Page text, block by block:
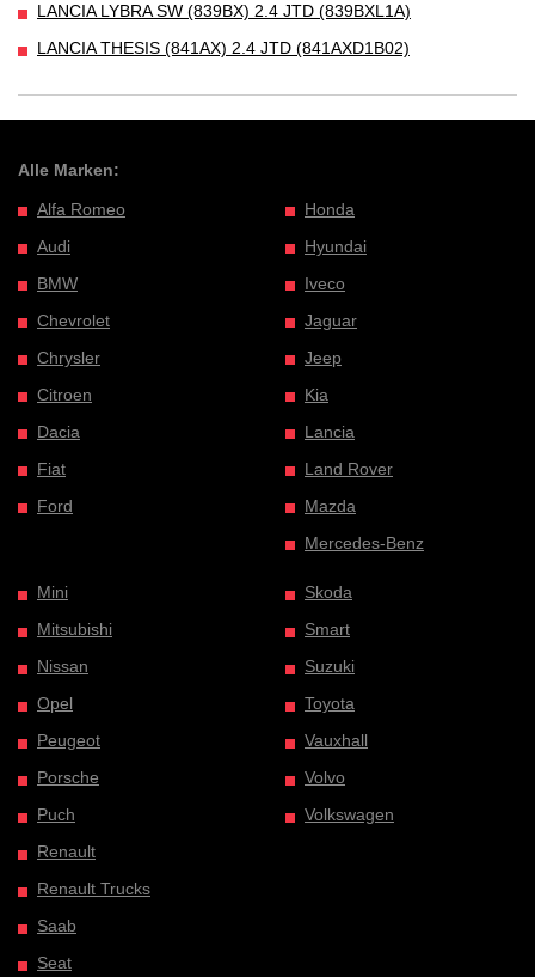
LANCIA LYBRA SW (839BX) 2.4 JTD (839BXL1A)
LANCIA THESIS (841AX) 2.4 JTD (841AXD1B02)
Alle Marken:
Alfa Romeo
Audi
BMW
Chevrolet
Chrysler
Citroen
Dacia
Fiat
Ford
Honda
Hyundai
Iveco
Jaguar
Jeep
Kia
Lancia
Land Rover
Mazda
Mercedes-Benz
Mini
Mitsubishi
Nissan
Opel
Peugeot
Porsche
Puch
Renault
Renault Trucks
Saab
Seat
Skoda
Smart
Suzuki
Toyota
Vauxhall
Volvo
Volkswagen